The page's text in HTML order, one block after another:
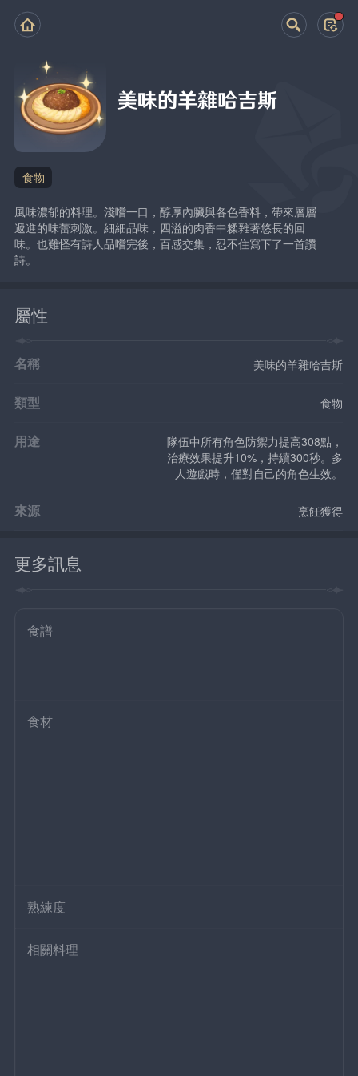
美味的羊雜哈吉斯
食物
風味濃郁的料理。淺嚐一口，醇厚內臟與各色香料，帶來層層
遞進的味蕾刺激。細細品味，四溢的肉香中糅雜著悠長的回
味。也難怪有詩人品嚐完後，百感交集，忍不住寫下了一首讚
詩。
屬性
名稱 美味的羊雜哈吉斯
類型 食物
用途
隊伍中所有角色防禦力提高308點，
治療效果提升10%，持續300秒。多
人遊戲時，僅對自己的角色生效。
來源 烹飪獲得
更多訊息
食譜
食材
熟練度
相關料理